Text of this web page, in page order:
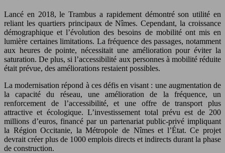
Lancé en 2018, le Trambus a rapidement démontré son utilité en
reliant les quartiers principaux de Nîmes. Cependant, la croissance
démographique et l’évolution des besoins de mobilité ont mis en
lumière certaines limitations. La fréquence des passages, notamment
aux heures de pointe, nécessitait une amélioration pour éviter la
saturation. De plus, si l’accessibilité aux personnes à mobilité réduite
était prévue, des améliorations restaient possibles.
La modernisation répond à ces défis en visant : une augmentation de
la capacité du réseau, une amélioration de la fréquence, un
renforcement de l’accessibilité, et une offre de transport plus
attractive et écologique. L’investissement total prévu est de 200
millions d’euros, financé par un partenariat public-privé impliquant
la Région Occitanie, la Métropole de Nîmes et l’État. Ce projet
devrait créer plus de 1000 emplois directs et indirects durant la phase
de construction.